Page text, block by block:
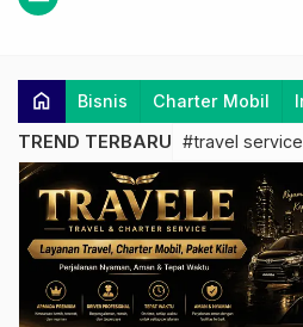
home Bisnis Charter Mobil
TREND TERBARU #travel